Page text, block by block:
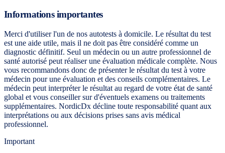
Informations importantes
Merci d'utiliser l'un de nos autotests à domicile. Le résultat du test
est une aide utile, mais il ne doit pas être considéré comme un
diagnostic définitif. Seul un médecin ou un autre professionnel de
santé autorisé peut réaliser une évaluation médicale complète. Nous
vous recommandons donc de présenter le résultat du test à votre
médecin pour une évaluation et des conseils complémentaires. Le
médecin peut interpréter le résultat au regard de votre état de santé
global et vous conseiller sur d'éventuels examens ou traitements
supplémentaires. NordicDx décline toute responsabilité quant aux
interprétations ou aux décisions prises sans avis médical
professionnel.
Important